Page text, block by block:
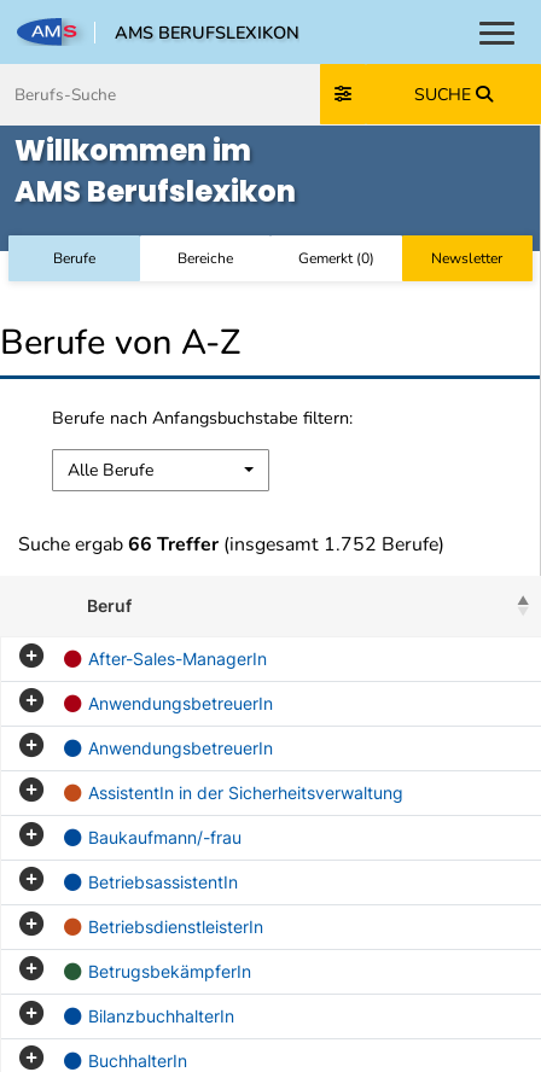
AMS BERUFSLEXIKON
SUCHE
Willkommen im
AMS Berufslexikon
Berufe Bereiche Gemerkt(0) Newsletter
Berufe von A-Z
Berufe nach Anfangsbuchstabe filtern:
Alle Berufe
Suche ergab66 Treffer (insgesamt 1.752 Berufe)
Beruf
After-Sales-ManagerIn
AnwendungsbetreuerIn
AnwendungsbetreuerIn
AssistentIn in der Sicherheitsverwaltung
Baukaufmann/-frau
BetriebsassistentIn
BetriebsdienstleisterIn
BetrugsbekämpferIn
BilanzbuchhalterIn
BuchhalterIn